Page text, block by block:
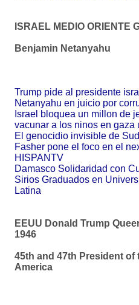
ISRAEL MEDIO ORIENTE
Benjamin Netanyahu
Trump pide al presidente
Netanyahu en juicio por
Israel bloquea un millon de
vacunar a los ninos en gaza
El genocidio invisible de
Fasher pone el foco en el
HISPANTV
Damasco Solidaridad con
Sirios Graduados en
Latina
EEUU Donald Trump
1946
45th and 47th President of
America